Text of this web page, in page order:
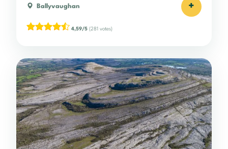
Ballyvaughan +
4,59/5 (281 votes)